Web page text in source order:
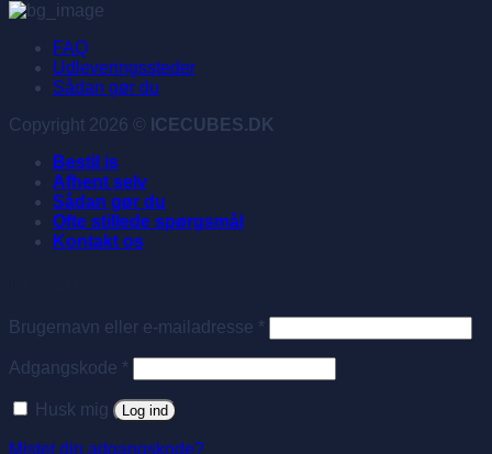
FAQ
Udleveringssteder
Sådan gør du
Copyright 2026 © ICECUBES.DK
Bestil is
Afhent selv
Sådan gør du
Ofte stillede spørgsmål
Kontakt os
Brugernavn eller e-mailadresse *
Adgangskode *
Husk mig Log ind
Mistet din adgangskode?